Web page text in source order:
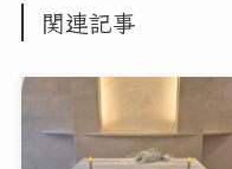
関連記事